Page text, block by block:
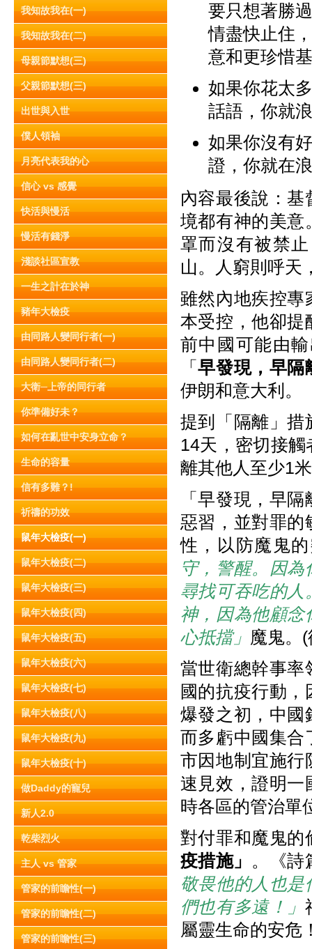
我知故我在(一)
我知故我在(二)
母親節默想(三)
父親節默想(三)
出世與入世
僕人領袖
月亮代表我的心
信心 vs 感覺
快活與慢活
慢活有錢淨
淺談社區宣教
一生之計在於神
豬年大檢疫
由同路人變同行者(一)
由同路人變同行者(二)
大衛─上帝的同行者
你準備好未？
如何在亂世中安身立命？
生命的容量
信有多難？!
祈禱的功效
鼠年大檢疫(一)
鼠年大檢疫(二)
鼠年大檢疫(三)
鼠年大檢疫(四)
鼠年大檢疫(五)
鼠年大檢疫(六)
鼠年大檢疫(七)
鼠年大檢疫(八)
鼠年大檢疫(九)
鼠年大檢疫(十)
做Daddy的寵兒
新人2.0
乾柴烈火
主人 vs 管家
管家的前瞻性(一)
管家的前瞻性(二)
管家的前瞻性(三)
要只想著勝
情盡快止住
意和更珍惜
如果你花太
話語，你就
如果你沒有
證，你就在
內容最後說：
境都有神的美意
罩而沒有被禁
山。人窮則呼天
雖然內地疾控專
本受控，他卻提
前中國可能由
「早發現，早隔
伊朗和意大利。
提到「隔離」措
14天，密切接
離其他人至少1
「早發現，早
惡習，並對罪的
性，以防魔鬼
守，警醒。因
尋找可吞吃的人
神，因為他顧念
心抵擋」 魔鬼。
當世衛總幹事率
國的抗疫行動
爆發之初，中國
而多虧中國集合
市因地制宜施行
速見效，證明一
時各區的管治單
對付罪和魔鬼的
疫措施」 。《詩
敬畏他的人也
們也有多遠！」
屬靈生命的安危